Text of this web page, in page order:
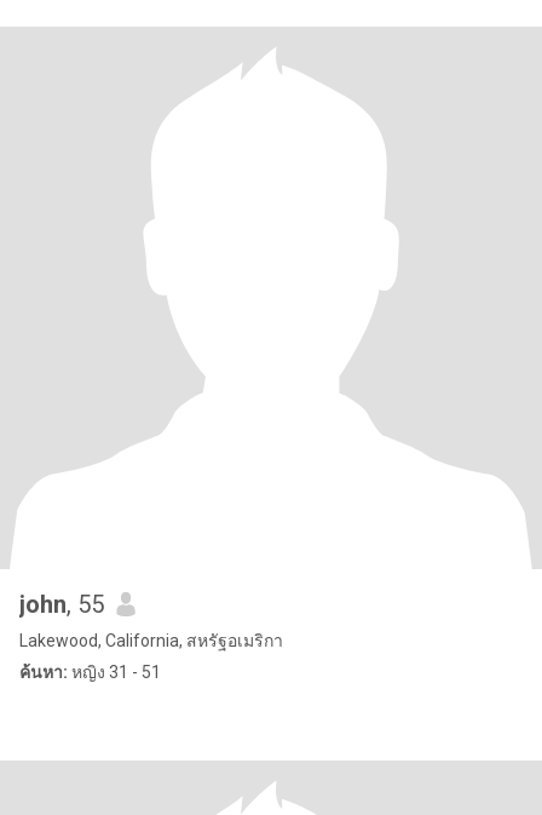
john, 55
Lakewood, California, สหรัฐอเมริกา
ค้นหา: หญิง 31 - 51